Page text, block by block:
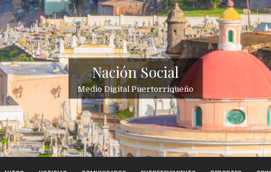
Nación Social
Medio Digital Puertorriqueño